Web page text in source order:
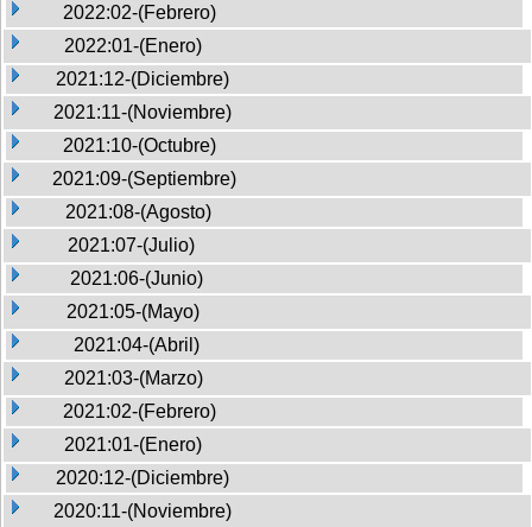
2022:02-(Febrero)
2022:01-(Enero)
2021:12-(Diciembre)
2021:11-(Noviembre)
2021:10-(Octubre)
2021:09-(Septiembre)
2021:08-(Agosto)
2021:07-(Julio)
2021:06-(Junio)
2021:05-(Mayo)
2021:04-(Abril)
2021:03-(Marzo)
2021:02-(Febrero)
2021:01-(Enero)
2020:12-(Diciembre)
2020:11-(Noviembre)